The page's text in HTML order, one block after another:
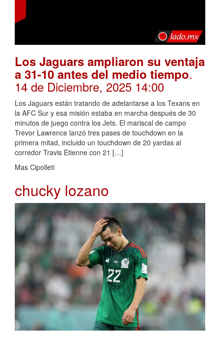
Los Jaguars ampliaron su ventaja
a 31-10 antes del medio tiempo.
14 de Diciembre, 2025 14:00
Los Jaguars están tratando de adelantarse a los Texans en
la AFC Sur y esa misión estaba en marcha después de 30
minutos de juego contra los Jets. El mariscal de campo
Trevor Lawrence lanzó tres pases de touchdown en la
primera mitad, incluido un touchdown de 20 yardas al
corredor Travis Etienne con 21 […]
Mas Cipolleti
chucky lozano